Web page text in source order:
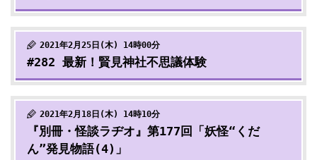
2021年2月25日(木) 14時00分
#282 最新！賢見神社不思議体験
2021年2月18日(木) 14時10分
『別冊・怪談ラヂオ』第177回「妖怪“くだ
ん”発見物語(4)」